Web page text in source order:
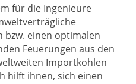
für die Ingenieure
bzw. einen optimalen
Feuerungen aus den
Importkohlen
hilft ihnen, sich einen